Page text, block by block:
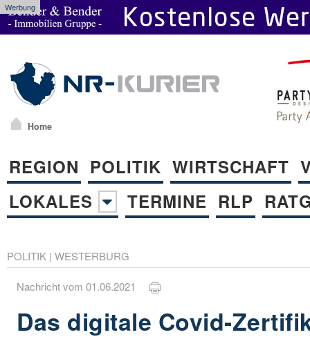
Werbung
Home
REGION POLITIK WIRTSCHAFT
LOKALES
TERMINE RLP
POLITIK | WESTERBURG
Nachricht vom 01.06.2021
Das digitale Covid-